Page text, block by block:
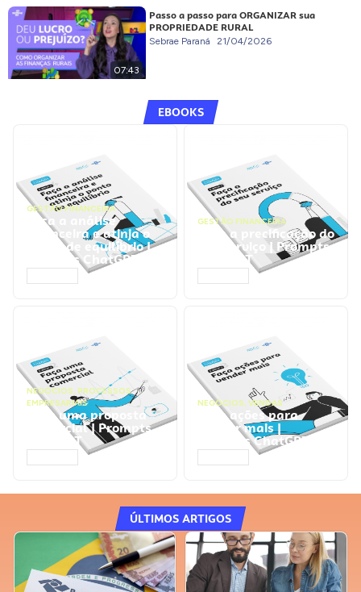
07:43
Passo a passo para ORGANIZAR sua
PROPRIEDADE RURAL
Sebrae Paraná 21/04/2026
EBOOKS
GESTÃO FINANCEIRA
Faça a análise
financeira e atinja o
ponto de equilíbrio |
Prompts ChatGPT
GESTÃO FINANCEIRA
Faça a precificação do
seu serviço | Prompts
ChatGPT
NEGÓCIOS, PROCESSOS
EMPRESARIAIS
Faça uma proposta
comercial | Prompts
ChatGPT
NEGÓCIOS, VENDAS
Faça ações para
vender mais |
Prompts ChatGPT
ÚLTIMOS ARTIGOS